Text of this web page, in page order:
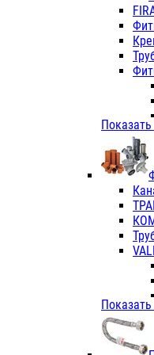
Показать
ПВХ
Показать